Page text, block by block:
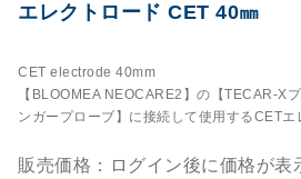
エレクトロード CET 40㎜
CET electrode 40mm
【BLOOMEA NEOCARE2】の【TECAR-X
ンガープローブ】に接続して使用するCET
販売価格：ログイン後に価格が表